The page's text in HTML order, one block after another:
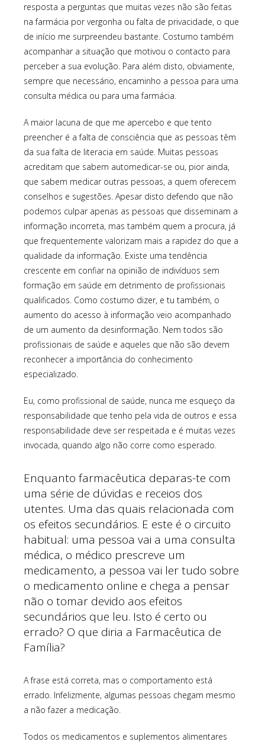
resposta a perguntas que muitas vezes não são feitas
na farmácia por vergonha ou falta de privacidade, o que
de início me surpreendeu bastante. Costumo também
acompanhar a situação que motivou o contacto para
perceber a sua evolução. Para além disto, obviamente,
sempre que necessário, encaminho a pessoa para uma
consulta médica ou para uma farmácia.
A maior lacuna de que me apercebo e que tento
preencher é a falta de consciência que as pessoas têm
da sua falta de literacia em saúde. Muitas pessoas
acreditam que sabem automedicar-se ou, pior ainda,
que sabem medicar outras pessoas, a quem oferecem
conselhos e sugestões. Apesar disto defendo que não
podemos culpar apenas as pessoas que disseminam a
informação incorreta, mas também quem a procura, já
que frequentemente valorizam mais a rapidez do que a
qualidade da informação. Existe uma tendência
crescente em confiar na opinião de indivíduos sem
formação em saúde em detrimento de profissionais
qualificados. Como costumo dizer, e tu também, o
aumento do acesso à informação veio acompanhado
de um aumento da desinformação. Nem todos são
profissionais de saúde e aqueles que não são devem
reconhecer a importância do conhecimento
especializado.
Eu, como profissional de saúde, nunca me esqueço da
responsabilidade que tenho pela vida de outros e essa
responsabilidade deve ser respeitada e é muitas vezes
invocada, quando algo não corre como esperado.
Enquanto farmacêutica deparas-te com
uma série de dúvidas e receios dos
utentes. Uma das quais relacionada com
os efeitos secundários. E este é o circuito
habitual: uma pessoa vai a uma consulta
médica, o médico prescreve um
medicamento, a pessoa vai ler tudo sobre
o medicamento online e chega a pensar
não o tomar devido aos efeitos
secundários que leu. Isto é certo ou
errado? O que diria a Farmacêutica de
Família?
A frase está correta, mas o comportamento está
errado. Infelizmente, algumas pessoas chegam mesmo
a não fazer a medicação.
Todos os medicamentos e suplementos alimentares